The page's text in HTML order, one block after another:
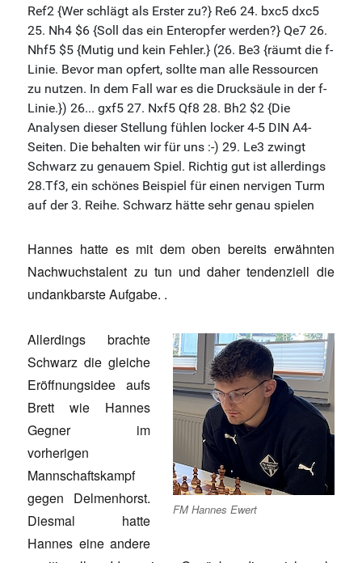
Hannes hatte es mit dem oben bereits erwähnten
Nachwuchstalent zu tun und daher tendenziell die
undankbarste Aufgabe. .
FM Hannes Ewert
Allerdings brachte
Schwarz die gleiche
Eröffnungsidee aufs
Brett wie Hannes
Gegner im
vorherigen
Mannschaftskampf
gegen Delmenhorst.
Diesmal hatte
Hannes eine andere